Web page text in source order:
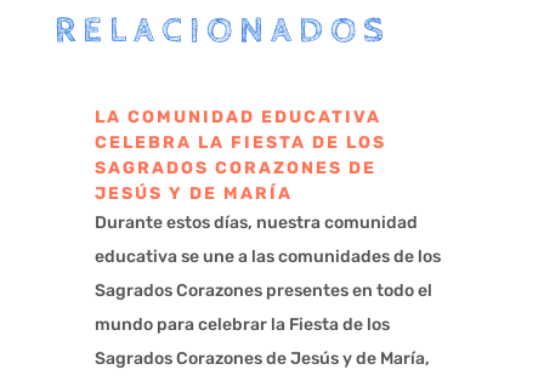
RELACIONADOS
LA COMUNIDAD EDUCATIVA
CELEBRA LA FIESTA DE LOS
SAGRADOS CORAZONES DE
JESÚS Y DE MARÍA
Durante estos días, nuestra comunidad
educativa se une a las comunidades de los
Sagrados Corazones presentes en todo el
mundo para celebrar la Fiesta de los
Sagrados Corazones de Jesús y de María,